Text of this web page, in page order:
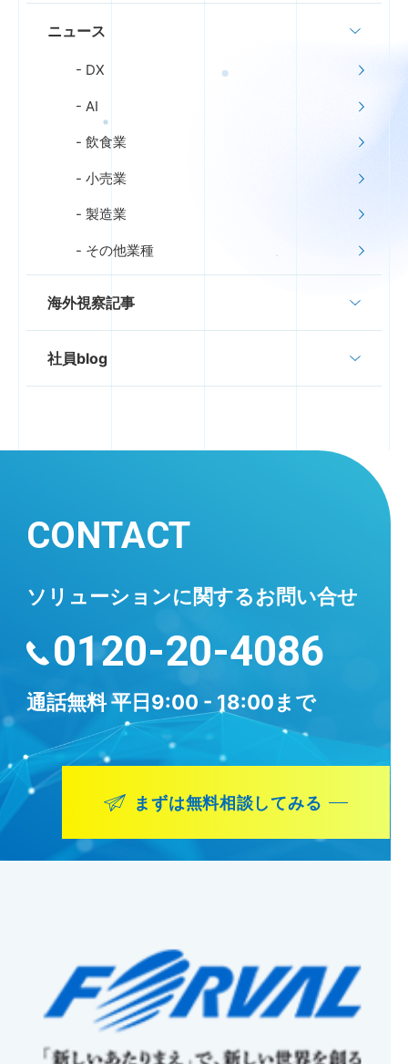
ニュース
DX
AI
飲食業
小売業
製造業
その他業種
海外視察記事
社員blog
CONTACT
ソリューションに関するお問い合せ
0120-20-4086
通話無料平日9:00 - 18:00まで
まずは無料相談してみる